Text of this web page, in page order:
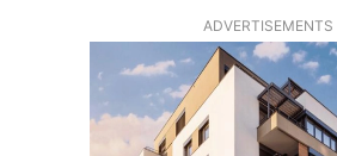
ADVERTISEMENTS